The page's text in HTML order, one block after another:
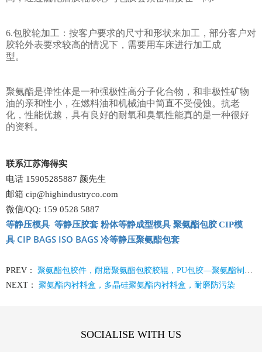
6.包胶轮加工：按客户要求的尺寸和形状来加工，部分客户对
胶轮外表要求较高的情况下，需要用车床进行加工成
型。
聚氨酯是弹性体是一种强极性高分子化合物，和非极性矿物
油的亲和性小，在燃料油和机械油中简直不受侵蚀。抗老
化，性能优越，具有良好的耐氧和臭氧性能真的是一种很好
的资料。
联系江苏海得实
电话 15905285887 颜先生
邮箱 cip@highindustryco.com
微信/QQ: 159 0528 5887
等静压模具 等静压胶套 粉体等静成型模具 聚氨酯包胶CIP模
具 CIP BAGS ISO BAGS 冷等静压聚氨酯包套
PREV： 聚氨酯包胶件，耐磨聚氨酯包胶胶辊，PU包胶—聚氨酯制品有限公司
NEXT： 聚氨酯内衬料盒，多晶硅聚氨酯内衬料盒，耐磨防污染
SOCIALISE WITH US